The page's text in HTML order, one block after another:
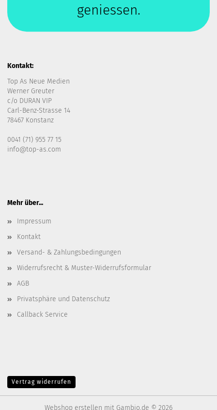
geniessen.
Kontakt:
Top As Neue Medien
Werner Greuter
c/o DURAN VIP
Carl-Benz-Strasse 14
78467 Konstanz
0041 (71) 955 77 15
info@top-as.com
Mehr über...
Impressum
Kontakt
Versand- & Zahlungsbedingungen
Widerrufsrecht & Muster-Widerrufsformular
AGB
Privatsphäre und Datenschutz
Callback Service
Vertrag widerrufen
Webshop erstellen mit Gambio.de © 2026